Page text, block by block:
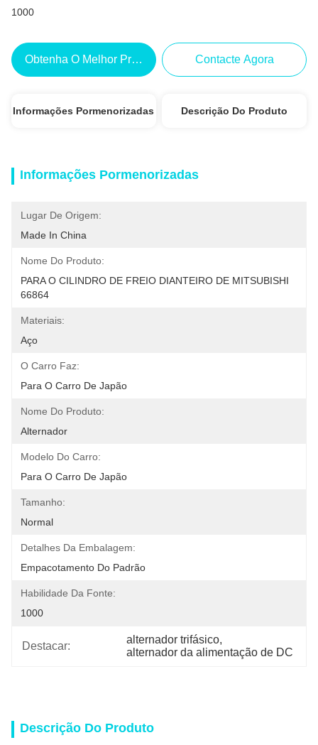
1000
Obtenha O Melhor Preço Contacte Agora
Informações Pormenorizadas Descrição Do Produto
Informações Pormenorizadas
Lugar De Origem:
Made In China
Nome Do Produto:
PARA O CILINDRO DE FREIO DIANTEIRO DE MITSUBISHI
66864
Materiais:
Aço
O Carro Faz:
Para O Carro De Japão
Nome Do Produto:
Alternador
Modelo Do Carro:
Para O Carro De Japão
Tamanho:
Normal
Detalhes Da Embalagem:
Empacotamento Do Padrão
Habilidade Da Fonte:
1000
Destacar:
alternador trifásico,
alternador da alimentação de DC
Descrição Do Produto